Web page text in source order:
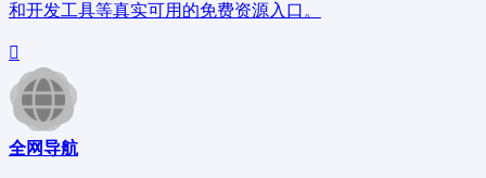
和开发工具等真实可用的免费资源入口。
全网导航